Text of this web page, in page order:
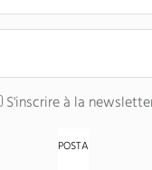
S'inscrire à la